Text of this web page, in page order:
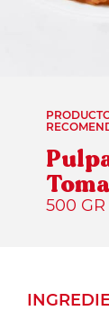
500 GR